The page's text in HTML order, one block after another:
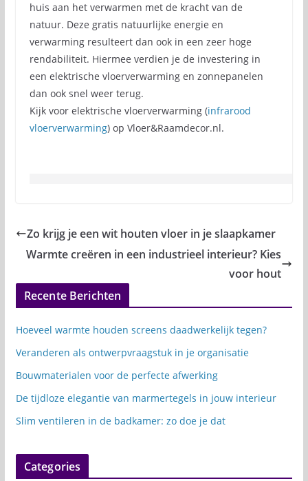
huis aan het verwarmen met de kracht van de
natuur. Deze gratis natuurlijke energie en
verwarming resulteert dan ook in een zeer hoge
rendabiliteit. Hiermee verdien je de investering in
een elektrische vloerverwarming en zonnepanelen
dan ook snel weer terug.
Kijk voor elektrische vloerverwarming (infrarood
vloerverwarming) op Vloer&Raamdecor.nl.
Zo krijg je een wit houten vloer in je slaapkamer
Warmte creëren in een industrieel interieur? Kies
voor hout
Recente Berichten
Hoeveel warmte houden screens daadwerkelijk tegen?
Veranderen als ontwerpvraagstuk in je organisatie
Bouwmaterialen voor de perfecte afwerking
De tijdloze elegantie van marmertegels in jouw interieur
Slim ventileren in de badkamer: zo doe je dat
Categories